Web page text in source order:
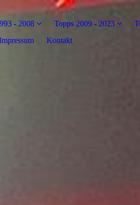
- 2008 Topps 2009 - 2023
Kontakt